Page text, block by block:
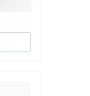
EN UNA NUEVA VENTANA))